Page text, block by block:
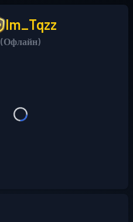
Im_Tqzz
(Офлайн)